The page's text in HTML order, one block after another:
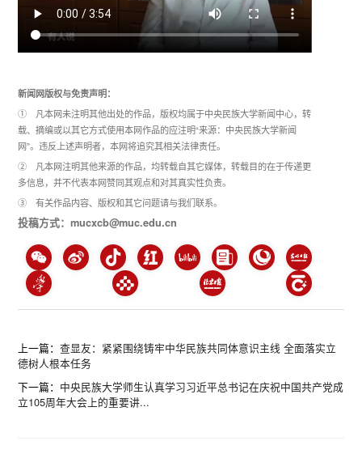
新闻网版权与免责声明：
① 凡本网未注明其他出处的作品，版权均属于中央民族大学新闻中心，转
载、摘编或以其它方式使用本网作品的应注明“来源：中央民族大学新闻
网”。违反上述声明者，本网将追究其相关法律责任。
② 凡本网注明其他来源的作品，均转载自其它媒体，转载目的在于传递更
多信息，并不代表本网赞同其观点和对其真实性负责。
③ 有关作品内容、版权和其它问题请与我们联系。
投稿方式：mucxcb@muc.edu.cn
上一篇：查显友：紧紧围绕铸牢中华民族共同体意识主线 全面落实立
德树人根本任务
下一篇： 中央民族大学师生认真学习习近平总书记在庆祝中国共产党成
立105周年大会上的重要讲...